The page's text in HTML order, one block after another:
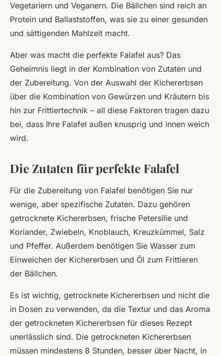
Vegetariern und Veganern. Die Bällchen sind reich an
Protein und Ballaststoffen, was sie zu einer gesunden
und sättigenden Mahlzeit macht.
Aber was macht die perfekte Falafel aus? Das
Geheimnis liegt in der Kombination von Zutaten und
der Zubereitung. Von der Auswahl der Kichererbsen
über die Kombination von Gewürzen und Kräutern bis
hin zur Frittiertechnik – all diese Faktoren tragen dazu
bei, dass Ihre Falafel außen knusprig und innen weich
wird.
Die Zutaten für perfekte Falafel
Für die Zubereitung von Falafel benötigen Sie nur
wenige, aber spezifische Zutaten. Dazu gehören
getrocknete Kichererbsen, frische Petersilie und
Koriander, Zwiebeln, Knoblauch, Kreuzkümmel, Salz
und Pfeffer. Außerdem benötigen Sie Wasser zum
Einweichen der Kichererbsen und Öl zum Frittieren
der Bällchen.
Es ist wichtig, getrocknete Kichererbsen und nicht die
in Dosen zu verwenden, da die Textur und das Aroma
der getrockneten Kichererbsen für dieses Rezept
unerlässlich sind. Die getrockneten Kichererbsen
müssen mindestens 8 Stunden, besser über Nacht, in